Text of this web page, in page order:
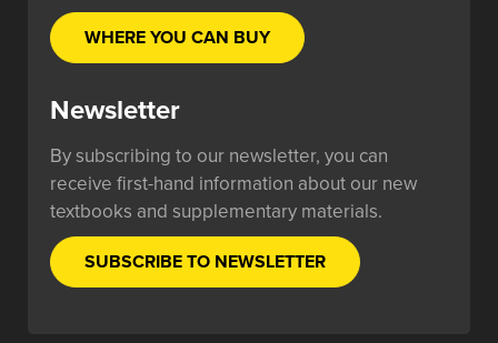
WHERE YOU CAN BUY
Newsletter
By subscribing to our newsletter, you can
receive first-hand information about our new
textbooks and supplementary materials.
SUBSCRIBE TO NEWSLETTER